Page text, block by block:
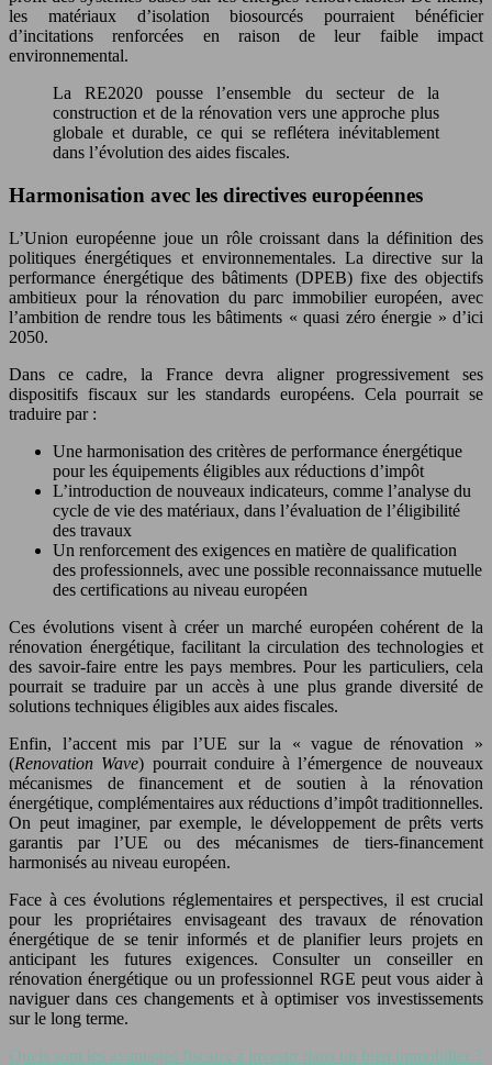
les matériaux d’isolation biosourcés pourraient bénéficier
d’incitations renforcées en raison de leur faible impact
environnemental.
La RE2020 pousse l’ensemble du secteur de la
construction et de la rénovation vers une approche plus
globale et durable, ce qui se reflétera inévitablement
dans l’évolution des aides fiscales.
Harmonisation avec les directives européennes
L’Union européenne joue un rôle croissant dans la définition des
politiques énergétiques et environnementales. La directive sur la
performance énergétique des bâtiments (DPEB) fixe des objectifs
ambitieux pour la rénovation du parc immobilier européen, avec
l’ambition de rendre tous les bâtiments « quasi zéro énergie » d’ici
2050.
Dans ce cadre, la France devra aligner progressivement ses
dispositifs fiscaux sur les standards européens. Cela pourrait se
traduire par :
Une harmonisation des critères de performance énergétique
pour les équipements éligibles aux réductions d’impôt
L’introduction de nouveaux indicateurs, comme l’analyse du
cycle de vie des matériaux, dans l’évaluation de l’éligibilité
des travaux
Un renforcement des exigences en matière de qualification
des professionnels, avec une possible reconnaissance mutuelle
des certifications au niveau européen
Ces évolutions visent à créer un marché européen cohérent de la
rénovation énergétique, facilitant la circulation des technologies et
des savoir-faire entre les pays membres. Pour les particuliers, cela
pourrait se traduire par un accès à une plus grande diversité de
solutions techniques éligibles aux aides fiscales.
Enfin, l’accent mis par l’UE sur la « vague de rénovation »
(Renovation Wave) pourrait conduire à l’émergence de nouveaux
mécanismes de financement et de soutien à la rénovation
énergétique, complémentaires aux réductions d’impôt traditionnelles.
On peut imaginer, par exemple, le développement de prêts verts
garantis par l’UE ou des mécanismes de tiers-financement
harmonisés au niveau européen.
Face à ces évolutions réglementaires et perspectives, il est crucial
pour les propriétaires envisageant des travaux de rénovation
énergétique de se tenir informés et de planifier leurs projets en
anticipant les futures exigences. Consulter un conseiller en
rénovation énergétique ou un professionnel RGE peut vous aider à
naviguer dans ces changements et à optimiser vos investissements
sur le long terme.
Quels sont les avantages fiscaux à investir dans un bien immobilier ?